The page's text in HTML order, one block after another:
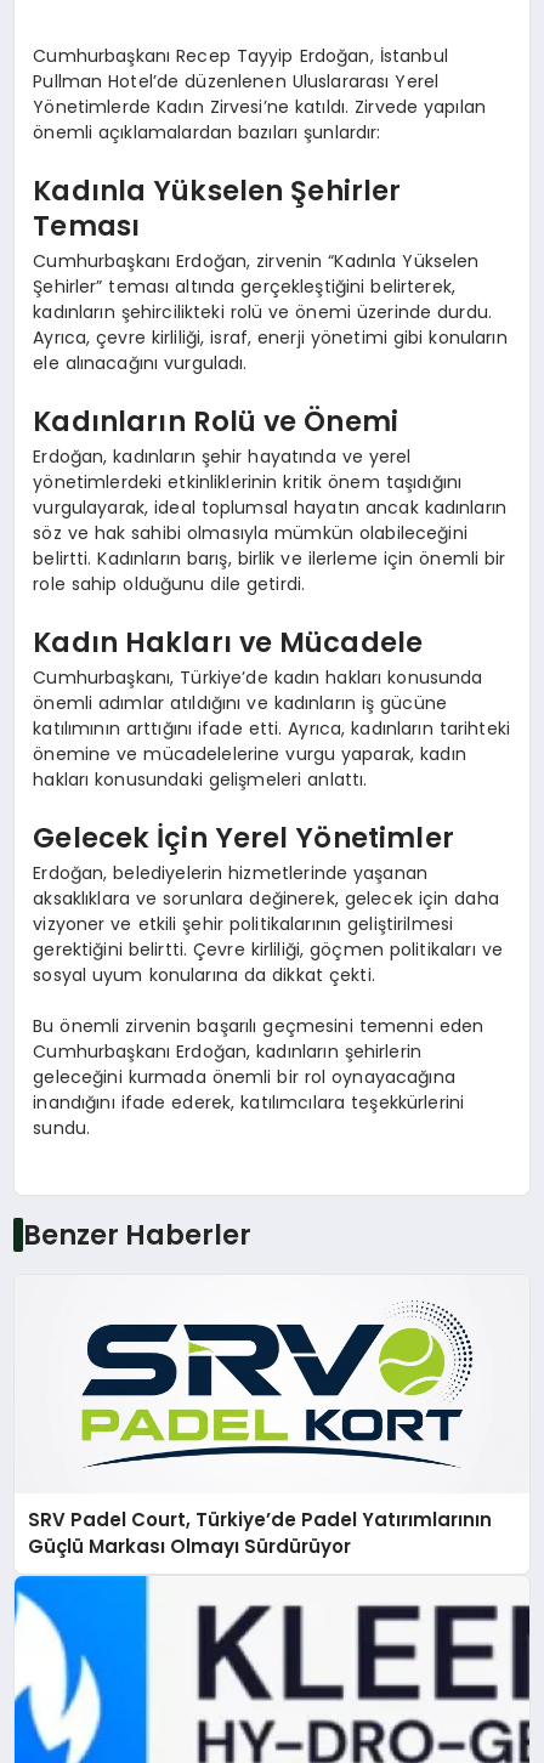
Cumhurbaşkanı Recep Tayyip Erdoğan, İstanbul
Pullman Hotel’de düzenlenen Uluslararası Yerel
Yönetimlerde Kadın Zirvesi’ne katıldı. Zirvede yapılan
önemli açıklamalardan bazıları şunlardır:
Kadınla Yükselen Şehirler
Teması
Cumhurbaşkanı Erdoğan, zirvenin “Kadınla Yükselen
Şehirler” teması altında gerçekleştiğini belirterek,
kadınların şehircilikteki rolü ve önemi üzerinde durdu.
Ayrıca, çevre kirliliği, israf, enerji yönetimi gibi konuların
ele alınacağını vurguladı.
Kadınların Rolü ve Önemi
Erdoğan, kadınların şehir hayatında ve yerel
yönetimlerdeki etkinliklerinin kritik önem taşıdığını
vurgulayarak, ideal toplumsal hayatın ancak kadınların
söz ve hak sahibi olmasıyla mümkün olabileceğini
belirtti. Kadınların barış, birlik ve ilerleme için önemli bir
role sahip olduğunu dile getirdi.
Kadın Hakları ve Mücadele
Cumhurbaşkanı, Türkiye’de kadın hakları konusunda
önemli adımlar atıldığını ve kadınların iş gücüne
katılımının arttığını ifade etti. Ayrıca, kadınların tarihteki
önemine ve mücadelelerine vurgu yaparak, kadın
hakları konusundaki gelişmeleri anlattı.
Gelecek İçin Yerel Yönetimler
Erdoğan, belediyelerin hizmetlerinde yaşanan
aksaklıklara ve sorunlara değinerek, gelecek için daha
vizyoner ve etkili şehir politikalarının geliştirilmesi
gerektiğini belirtti. Çevre kirliliği, göçmen politikaları ve
sosyal uyum konularına da dikkat çekti.
Bu önemli zirvenin başarılı geçmesini temenni eden
Cumhurbaşkanı Erdoğan, kadınların şehirlerin
geleceğini kurmada önemli bir rol oynayacağına
inandığını ifade ederek, katılımcılara teşekkürlerini
sundu.
Benzer Haberler
SRV Padel Court, Türkiye’de Padel Yatırımlarının
Güçlü Markası Olmayı Sürdürüyor